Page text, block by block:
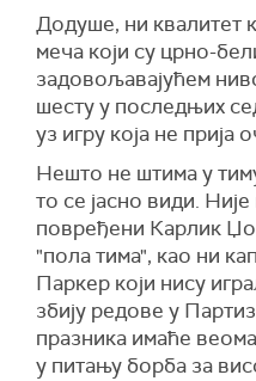
Додуше, ни квалитет
меча који су црно-
задовољавајућем
шесту у последњих
уз игру која не прија
Нешто не штима у
то се јасно види.
повређени Карлик
"пола тима", као ни
Паркер који нису
збију редове у
празника имаће веома
у питању борба за